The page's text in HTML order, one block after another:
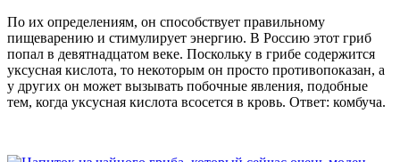
По их определениям, он способствует правильному
пищеварению и стимулирует энергию. В Россию этот гриб
попал в девятнадцатом веке. Поскольку в грибе содержится
уксусная кислота, то некоторым он просто противопоказан, а
у других он может вызывать побочные явления, подобные
тем, когда уксусная кислота всосется в кровь. Ответ: комбуча.